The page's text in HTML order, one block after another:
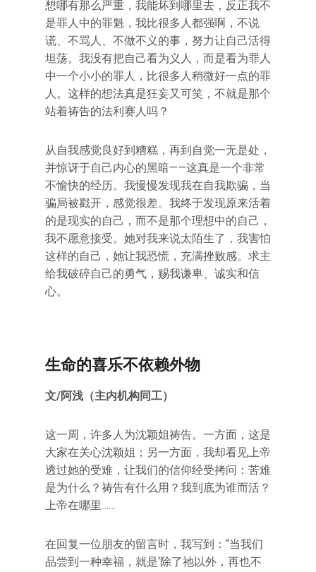
想哪有那么严重，我能坏到哪里去，反正我不
是罪人中的罪魁，我比很多人都强啊，不说
谎、不骂人、不做不义的事，努力让自己活得
坦荡。我没有把自己看为义人，而是看为罪人
中一个小小的罪人，比很多人稍微好一点的罪
人。这样的想法真是狂妄又可笑，不就是那个
站着祷告的法利赛人吗？
从自我感觉良好到糟糕，再到自觉一无是处，
并惊讶于自己内心的黑暗——这真是一个非常
不愉快的经历。我慢慢发现我在自我欺骗，当
骗局被戳开，感觉很差。我终于发现原来活着
的是现实的自己，而不是那个理想中的自己，
我不愿意接受。她对我来说太陌生了，我害怕
这样的自己，她让我恐慌，充满挫败感。求主
给我破碎自己的勇气，赐我谦卑、诚实和信
心。
生命的喜乐不依赖外物
文/阿浅（主内机构同工）
这一周，许多人为沈颖姐祷告。一方面，这是
大家在关心沈颖姐；另一方面，我却看见上帝
透过她的受难，让我们的信仰经受拷问：苦难
是为什么？祷告有什么用？我到底为谁而活？
上帝在哪里……
在回复一位朋友的留言时，我写到：“当我们
品尝到一种幸福，就是‘除了祂以外，再也不